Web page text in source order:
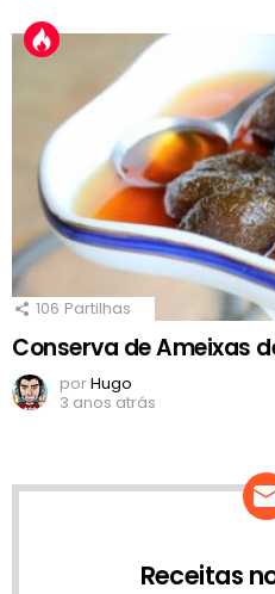
106 Partilhas
Conserva de Ameixas
porHugo
3 anos atrás
Receitas